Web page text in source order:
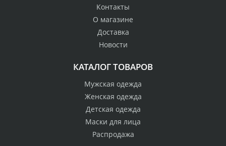
Контакты
О магазине
Доставка
Новости
КАТАЛОГ ТОВАРОВ
Мужская одежда
Женская одежда
Детская одежда
Маски для лица
Распродажа